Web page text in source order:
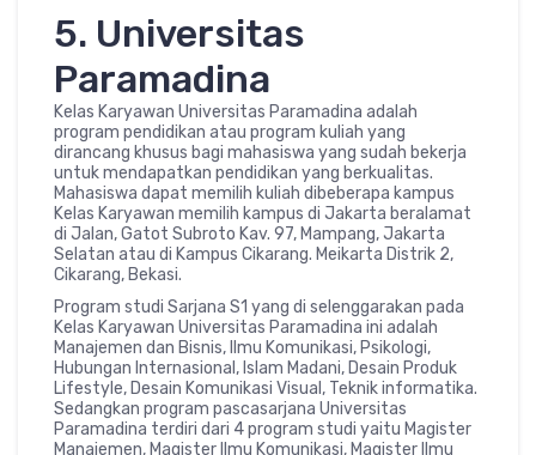
5. Universitas
Paramadina
Kelas Karyawan Universitas Paramadina adalah
program pendidikan atau program kuliah yang
dirancang khusus bagi mahasiswa yang sudah bekerja
untuk mendapatkan pendidikan yang berkualitas.
Mahasiswa dapat memilih kuliah dibeberapa kampus
Kelas Karyawan memilih kampus di Jakarta beralamat
di Jalan, Gatot Subroto Kav. 97, Mampang, Jakarta
Selatan atau di Kampus Cikarang. Meikarta Distrik 2,
Cikarang, Bekasi.
Program studi Sarjana S1 yang di selenggarakan pada
Kelas Karyawan Universitas Paramadina ini adalah
Manajemen dan Bisnis, Ilmu Komunikasi, Psikologi,
Hubungan Internasional, Islam Madani, Desain Produk
Lifestyle, Desain Komunikasi Visual, Teknik informatika.
Sedangkan program pascasarjana Universitas
Paramadina terdiri dari 4 program studi yaitu Magister
Manajemen, Magister Ilmu Komunikasi, Magister Ilmu